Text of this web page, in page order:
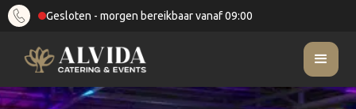
Gesloten - morgen bereikbaar vanaf 09:00